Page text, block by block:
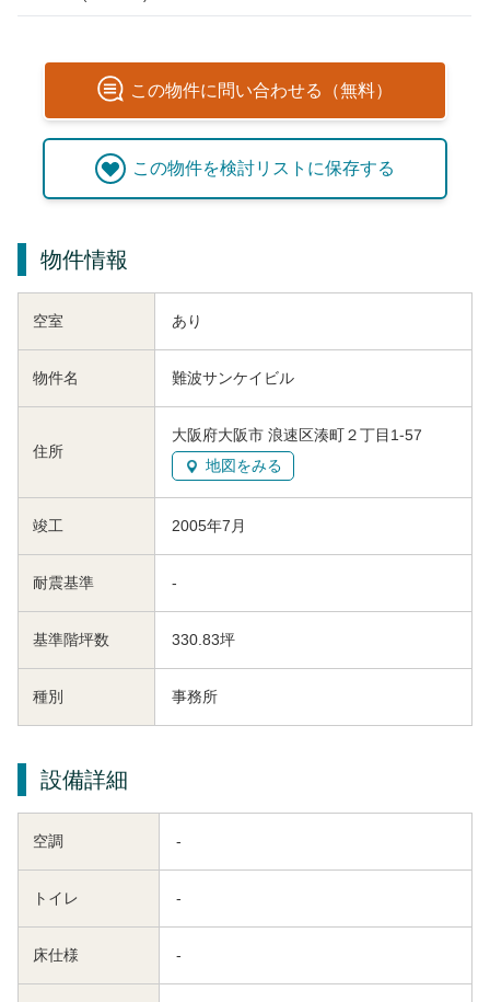
この物件に問い合わせる（無料）
この物件を検討リストに保存する
物件情報
空室 あり
物件名 難波サンケイビル
住所
大阪府大阪市 浪速区湊町２丁目1-57
地図をみる
竣工 2005年7月
耐震基準 -
基準階坪数 330.83坪
種別 事務所
設備詳細
空調 -
トイレ -
床仕様 -